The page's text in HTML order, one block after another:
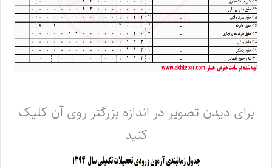
برای دیدن تصویر در اندازه بزرگتر روی آن کلیک
کنید